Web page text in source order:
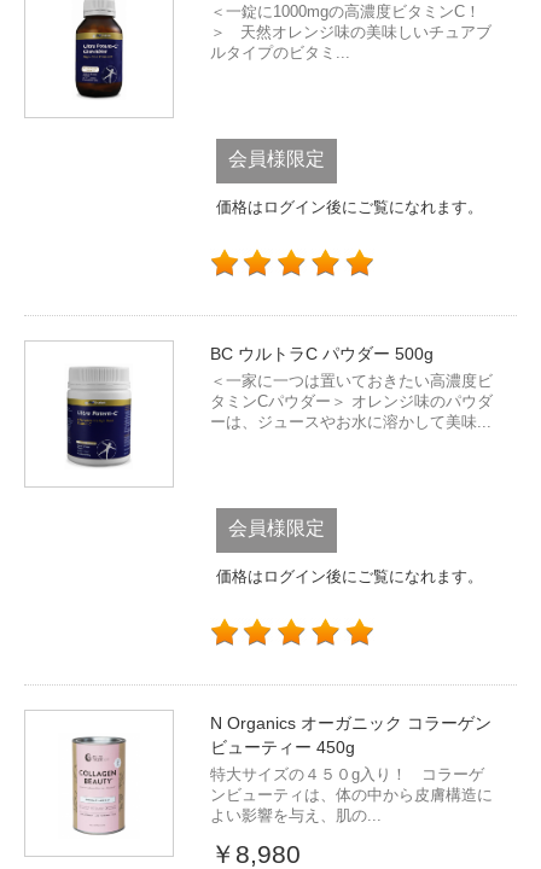
＜一錠に1000mgの高濃度ビタミンC！
＞ 天然オレンジ味の美味しいチュアブ
ルタイプのビタミ...
会員様限定
価格はログイン後にご覧になれます。
BC ウルトラC パウダー 500g
＜一家に一つは置いておきたい高濃度ビ
タミンCパウダー＞ オレンジ味のパウダ
ーは、ジュースやお水に溶かして美味...
会員様限定
価格はログイン後にご覧になれます。
N Organics オーガニック コラーゲン
ビューティー 450g
特大サイズの４５０g入り！ コラーゲ
ンビューティは、体の中から皮膚構造に
よい影響を与え、肌の...
￥8,980